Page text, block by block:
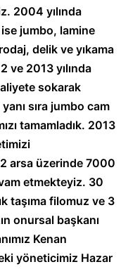
2004 yılında
jumbo, lamine
delik ve yıkama
ve 2013 yılında
sokarak
yanı sıra jumbo cam
tamamladık. 2013
arsa üzerinde 7000
etmekteyiz. 30
taşıma filomuz ve 3
onursal başkanı
Kenan
yöneticimiz Hazar